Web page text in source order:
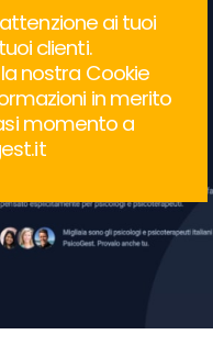
ai tuoi
clienti.
nostra Cookie
in merito
momento a